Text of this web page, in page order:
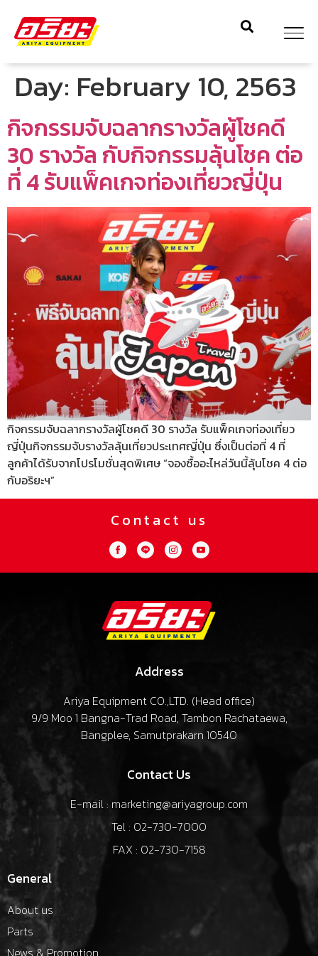
Day: February 10, 2563
กิจกรรมจับฉลากรางวัลผู้โชคดี
30 รางวัล กับกิจกรรมลุ้นโชค ต่อ
ที่ 4 รับแพ็คเกจท่องเที่ยวญี่ปุ่น
กิจกรรมจับฉลากรางวัลผู้โชคดี 30 รางวัล รับแพ็คเกจท่องเที่ยว
ญี่ปุ่นกิจกรรมจับรางวัลลุ้นเที่ยวประเทศญี่ปุ่น ซึ่งเป็นต่อที่ 4 ที่
ลูกค้าได้รับจากโปรโมชั่นสุดพิเศษ “จองซื้ออะไหล่วันนี้ลุ้นโชค 4 ต่อ
กับอริยะฯ”
Contact us
Address
Ariya Equipment CO.,LTD. (Head office)
9/9 Moo 1 Bangna-Trad Road, Tambon Rachataewa,
Bangplee, Samutprakarn 10540
Contact Us
E-mail : marketing@ariyagroup.com
Tel : 02-730-7000
FAX : 02-730-7158
General
About us
Parts
News & Promotion